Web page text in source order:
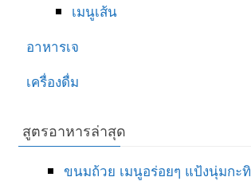
เมนูเส้น
อาหารเจ
เครื่องดื่ม
สูตรอาหารล่าสุด
ขนมถ้วย เมนูอร่อยๆ แป้งนุ่มกะทิ